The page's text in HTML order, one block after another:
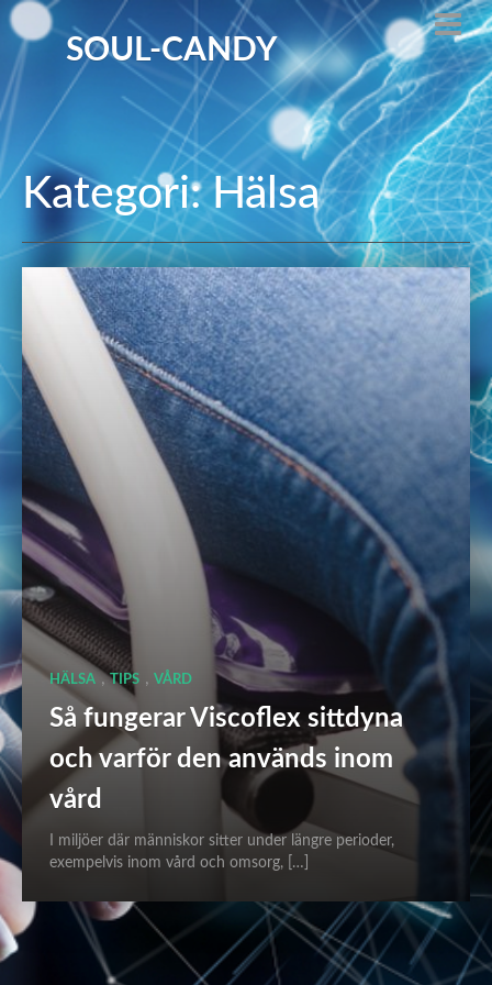
SOUL-CANDY
Kategori: Hälsa
HÄLSA ,TIPS , VÅRD
Så fungerar Viscoflex sittdyna
och varför den används inom
vård
I miljöer där människor sitter under längre perioder,
exempelvis inom vård och omsorg, […]